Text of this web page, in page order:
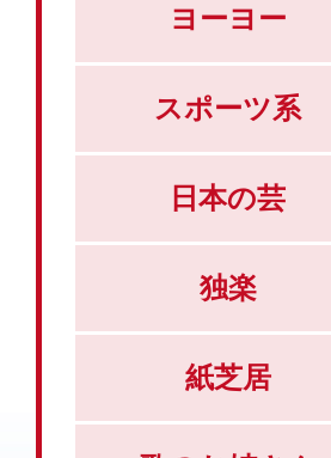
ヨーヨー
スポーツ系
日本の芸
独楽
紙芝居